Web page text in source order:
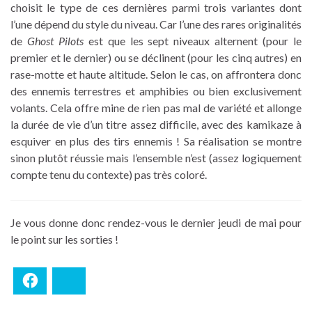
choisit le type de ces dernières parmi trois variantes dont
l’une dépend du style du niveau. Car l’une des rares originalités
de Ghost Pilotsest que les sept niveaux alternent (pour le
premier et le dernier) ou se déclinent (pour les cinq autres) en
rase-motte et haute altitude. Selon le cas, on affrontera donc
des ennemis terrestres et amphibies ou bien exclusivement
volants. Cela offre mine de rien pas mal de variété et allonge
la durée de vie d’un titre assez difficile, avec des kamikaze à
esquiver en plus des tirs ennemis ! Sa réalisation se montre
sinon plutôt réussie mais l’ensemble n’est (assez logiquement
compte tenu du contexte) pas très coloré.
Je vous donne donc rendez-vous le dernier jeudi de mai pour
le point sur les sorties !